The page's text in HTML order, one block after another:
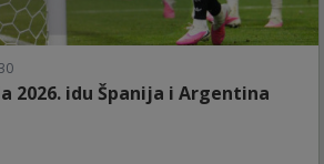
2026. idu Španija i Argentina